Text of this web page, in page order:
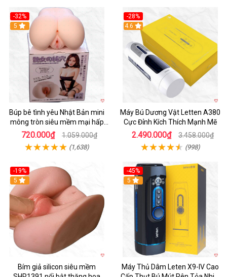
-32%
Hot
5
Búp bê tình yêu Nhật Bản mini
mông tròn siêu mềm mại hấp
dẫn
720.000₫ 1.059.000₫
(1,638)
-28%
Hot
4.6
Máy Bú Dương Vật Letten A380
Cực Đỉnh Kích Thích Mạnh Mẽ
2.490.000₫ 3.458.000₫
(998)
-19%
Hot
5
Bím giả silicon siêu mềm
-45%
Hot
5
Máy Thủ Dâm Leten X9-IV Cao